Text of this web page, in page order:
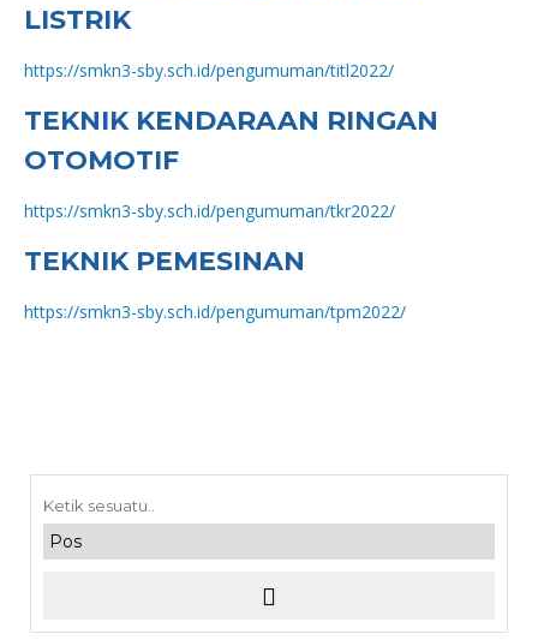
LISTRIK
https://smkn3-sby.sch.id/pengumuman/titl2022/
TEKNIK KENDARAAN RINGAN
OTOMOTIF
https://smkn3-sby.sch.id/pengumuman/tkr2022/
TEKNIK PEMESINAN
https://smkn3-sby.sch.id/pengumuman/tpm2022/